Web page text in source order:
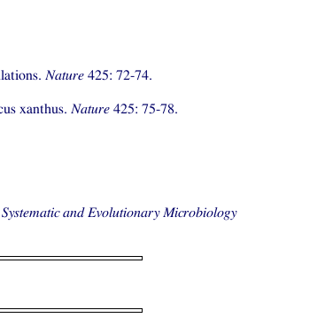
Nature 425: 72-74.
xanthus. Nature 425: 75-78.
and Evolutionary Microbiology